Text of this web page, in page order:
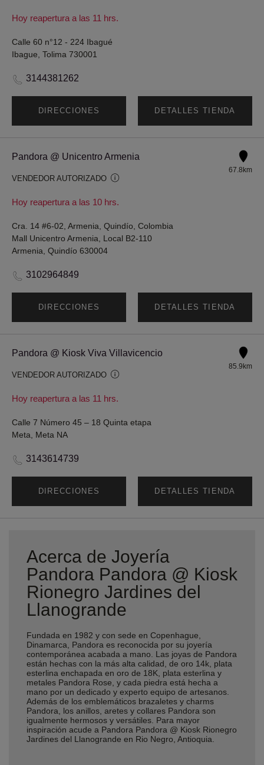
Hoy reapertura a las 11 hrs.
Calle 60 n°12 - 224 Ibagué
Ibague, Tolima 730001
3144381262
DIRECCIONES DETALLES TIENDA
Pandora @ Unicentro Armenia
VENDEDOR AUTORIZADO
Hoy reapertura a las 10 hrs.
67.8km
Cra. 14 #6-02, Armenia, Quindío, Colombia
Mall Unicentro Armenia, Local B2-110
Armenia, Quindío 630004
3102964849
DIRECCIONES DETALLES TIENDA
Pandora @ Kiosk Viva Villavicencio
VENDEDOR AUTORIZADO
Hoy reapertura a las 11 hrs.
85.9km
Calle 7 Número 45 – 18 Quinta etapa
Meta, Meta NA
3143614739
DIRECCIONES DETALLES TIENDA
Acerca de Joyería
Pandora Pandora @ Kiosk
Rionegro Jardines del
Llanogrande
Fundada en 1982 y con sede en Copenhague,
Dinamarca, Pandora es reconocida por su joyería
contemporánea acabada a mano. Las joyas de Pandora
están hechas con la más alta calidad, de oro 14k, plata
esterlina enchapada en oro de 18K, plata esterlina y
metales Pandora Rose, y cada piedra está hecha a
mano por un dedicado y experto equipo de artesanos.
Además de los emblemáticos brazaletes y charms
Pandora, los anillos, aretes y collares Pandora son
igualmente hermosos y versátiles. Para mayor
inspiración acude a Pandora Pandora @ Kiosk Rionegro
Jardines del Llanogrande en Rio Negro, Antioquia.